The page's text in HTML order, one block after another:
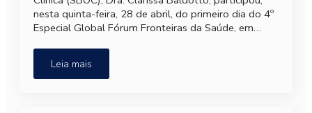
nesta quinta-feira, 28 de abril, do primeiro dia do 4º
Especial Global Fórum Fronteiras da Saúde, em…
Leia mais